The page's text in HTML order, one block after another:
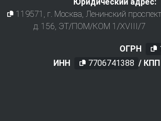
119571 , г. Москва, Ленинский
д. 156, ЭТ/ПОМ/КОМ 1/XVIII/7
ОГРН
ИНН
7706741388 / КПП